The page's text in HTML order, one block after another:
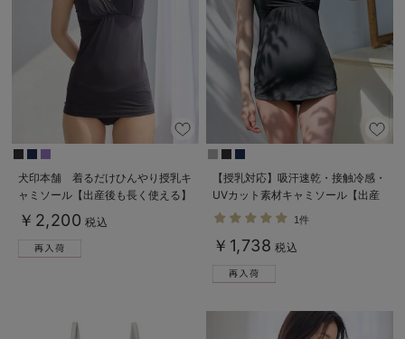
犬印本舗 着るだけひんやり授乳キ
ャミソール【出産後も長く使える】
接触冷感
￥2,200 税込
【授乳対応】吸汗速乾・接触冷感・
UVカット素材キャミソール【出産
後も長く使える】
1件
￥1,738 税込